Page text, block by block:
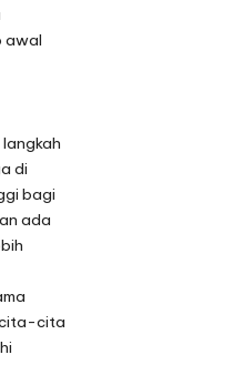
awal
di
bagi
ada
cita-cita